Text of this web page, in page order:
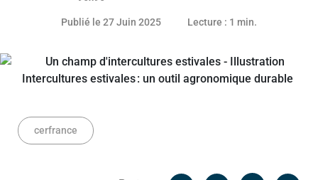
Publié le 27 Juin 202526 juin 2025Lecture : 1 min.
cerfrance